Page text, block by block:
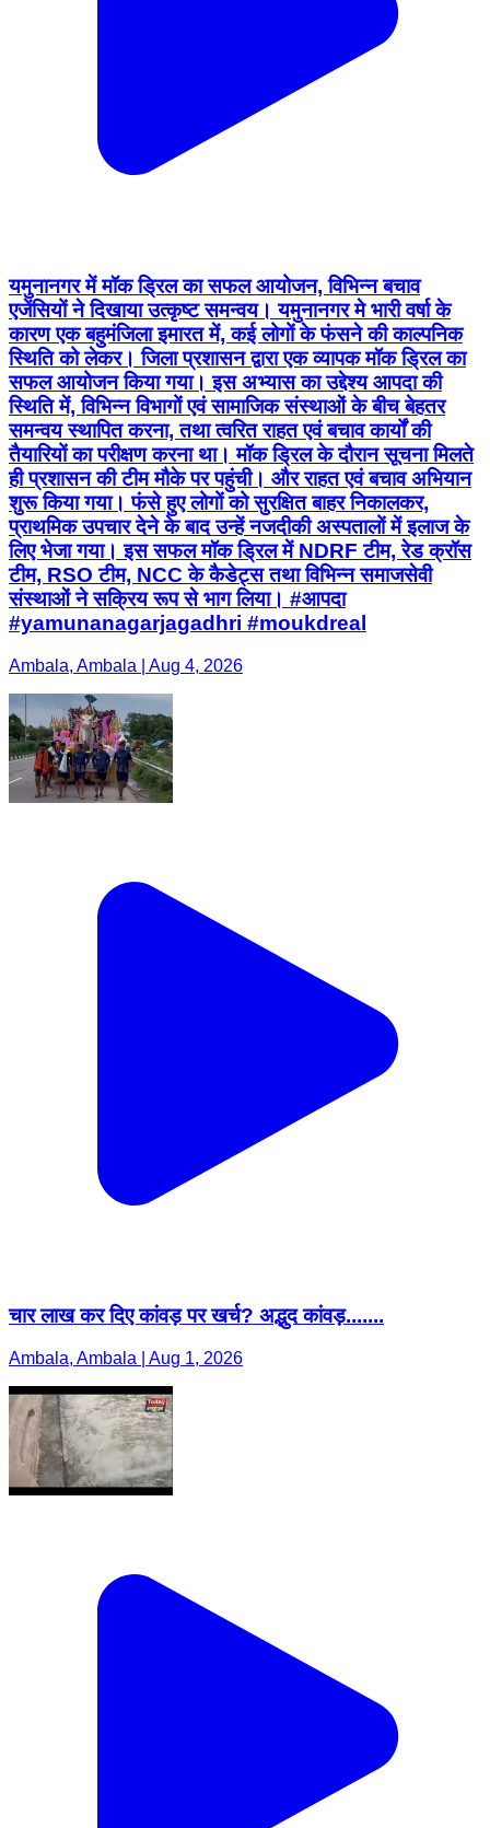
यमुनानगर में मॉक ड्रिल का सफल आयोजन, विभिन्न बचाव
एजेंसियों ने दिखाया उत्कृष्ट समन्वय। यमुनानगर मे भारी वर्षा के
कारण एक बहुमंजिला इमारत में, कई लोगों के फंसने की काल्पनिक
स्थिति को लेकर। जिला प्रशासन द्वारा एक व्यापक मॉक ड्रिल का
सफल आयोजन किया गया। इस अभ्यास का उद्देश्य आपदा की
स्थिति में, विभिन्न विभागों एवं सामाजिक संस्थाओं के बीच बेहतर
समन्वय स्थापित करना, तथा त्वरित राहत एवं बचाव कार्यों की
तैयारियों का परीक्षण करना था। मॉक ड्रिल के दौरान सूचना मिलते
ही प्रशासन की टीम मौके पर पहुंची। और राहत एवं बचाव अभियान
शुरू किया गया। फंसे हुए लोगों को सुरक्षित बाहर निकालकर,
प्राथमिक उपचार देने के बाद उन्हें नजदीकी अस्पतालों में इलाज के
लिए भेजा गया। इस सफल मॉक ड्रिल में NDRF टीम, रेड क्रॉस
टीम, RSO टीम, NCC के कैडेट्स तथा विभिन्न समाजसेवी
संस्थाओं ने सक्रिय रूप से भाग लिया। #आपदा
#yamunanagarjagadhri #moukdreal
Ambala, Ambala | Aug 4, 2026
चार लाख कर दिए कांवड़ पर खर्च? अद्भुद कांवड़.......
Ambala, Ambala | Aug 1, 2026